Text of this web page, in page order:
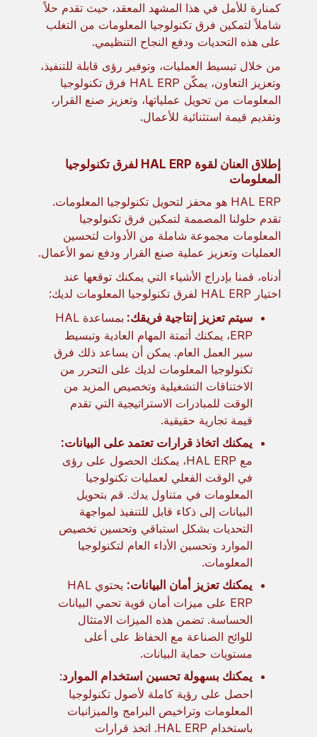
كمنارة للأمل في هذا المشهد المعقد، حيث تقدم حلاً
شاملاً لتمكين فرق تكنولوجيا المعلومات من التغلب
على هذه التحديات ودفع النجاح التنظيمي.
من خلال تبسيط العمليات، وتوفير رؤى قابلة للتنفيذ،
وتعزيز التعاون، يمكّن HAL ERP فرق تكنولوجيا
المعلومات من تحويل عملياتها، وتعزيز صنع القرار،
وتقديم قيمة استثنائية للأعمال.
إطلاق العنان لقوة HAL ERP لفرق تكنولوجيا
المعلومات
HAL ERP هو محفز لتحويل تكنولوجيا المعلومات.
تقدم حلولنا المصممة لتمكين فرق تكنولوجيا
المعلومات مجموعة شاملة من الأدوات لتحسين
العمليات وتعزيز عملية صنع القرار ودفع نمو الأعمال.
أدناه، قمنا بإدراج الأشياء التي يمكنك توقعها عند
اختيار HAL ERP لفرق تكنولوجيا المعلومات لديك:
سيتم تعزيز إنتاجية فريقك:
بمساعدة HAL
ERP، يمكنك أتمتة المهام العادية وتبسيط
سير العمل العام. يمكن أن يساعد ذلك فرق
تكنولوجيا المعلومات لديك على التحرر من
الاختناقات التشغيلية وتخصيص المزيد من
الوقت للمبادرات الاستراتيجية التي تقدم
قيمة تجارية حقيقية.
يمكنك اتخاذ قرارات تعتمد على البيانات:
مع HAL ERP، يمكنك الحصول على رؤى
في الوقت الفعلي لعمليات تكنولوجيا
المعلومات في متناول يدك. قم بتحويل
البيانات إلى ذكاء قابل للتنفيذ لمواجهة
التحديات بشكل استباقي وتحسين تخصيص
الموارد وتحسين الأداء العام لتكنولوجيا
المعلومات.
يمكنك تعزيز أمان البيانات:
يحتوي HAL
ERP على ميزات أمان قوية تحمي البيانات
الحساسة. تضمن هذه الميزات الامتثال
للوائح الصناعة مع الحفاظ على أعلى
مستويات حماية البيانات.
يمكنك بسهولة تحسين استخدام الموارد:
احصل على رؤية كاملة لأصول تكنولوجيا
المعلومات وتراخيص البرامج والميزانيات
باستخدام HAL ERP. اتخذ قرارات